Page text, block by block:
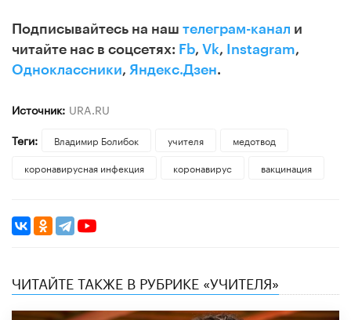
Подписывайтесь на наш телеграм-канал и
читайте нас в соцсетях: Fb, Vk, Instagram,
Одноклассники, Яндекс.Дзен.
Источник: URA.RU
Теги:
Владимир Болибок учителя
медотвод
коронавирусная инфекция
коронавирус вакцинация
ЧИТАЙТЕ ТАКЖЕ В РУБРИКЕ «УЧИТЕЛЯ»